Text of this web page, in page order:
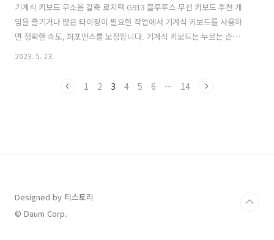
기계식 키보드 무소음 갈축 로지텍 G913 블루투스 무선 키보드 추천 게
임을 즐기거나 많은 타이핑이 필요한 작업에서 기계식 키보드를 사용하
면 정확한 속도, 퍼포먼스를 보장합니다. 기계식 키보드는 누르는 순간
키 모듈인 스위치에서 특유의 클릭음과 함께 키가 입력되는 키보드입니
는 재미가 있습니다. 그렇지만, 기계식 키보드의 단점은 클릭할 때 소음
2023. 5. 23.
1 2 3 4 5 6 ··· 14
Designed by 티스토리
© Daum Corp.